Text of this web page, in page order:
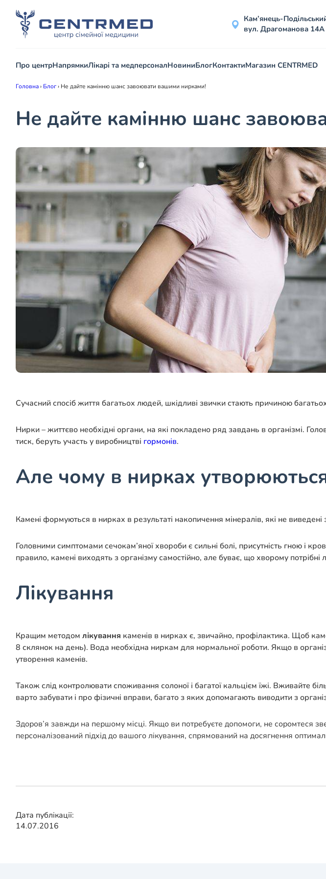
Кам’янець-
вул. Драгоманова 14А
Про центрНапрямкиЛікарі та медперсоналНовиниБлогКонтактиМагазин CENTRMED
Головна› Блог› Не дайте камінню шанс завоювати вашими нирками!
Не дайте камінню шанс
Сучасний спосіб життя багатьох людей, шкідливі звички стають причиною
Нирки – життєво необхідні органи, на які покладено ряд завдань в організмі.
тиск, беруть участь у виробництві гормонів.
Але чому в нирках
Камені формуються в нирках в результаті накопичення мінералів, які не виведені
Головними симптомами сечокам’яної хвороби є сильні болі, присутність гною і
правило, камені виходять з організму самостійно, але буває, що хворому потрібні
Лікування
Кращим методом лікування каменів в нирках є, звичайно, профілактика. Щоб
8 склянок на день). Вода необхідна ниркам для нормальної роботи. Якщо в
утворення каменів.
Також слід контролювати споживання солоної і багатої кальцієм їжі. Вживайте
варто забувати і про фізичні вправи, багато з яких допомагають виводити з
Здоров’я завжди на першому місці. Якщо ви потребуєте допомоги, не соромтеся
персоналізований підхід до вашого лікування, спрямований на досягнення
Дата публікації:
14.07.2016